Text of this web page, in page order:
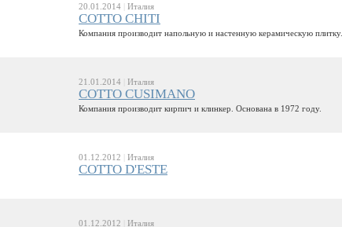
20.01.2014 Италия
COTTO CHITI
Компания производит напольную и настенную керамическую плитку.
21.01.2014 Италия
COTTO CUSIMANO
Компания производит кирпич и клинкер. Основана в 1972 году.
01.12.2012 Италия
COTTO D'ESTE
01.12.2012 Италия